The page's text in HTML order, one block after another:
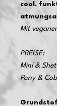
cool,
Mit
PREISE:
Mini &
Pony &